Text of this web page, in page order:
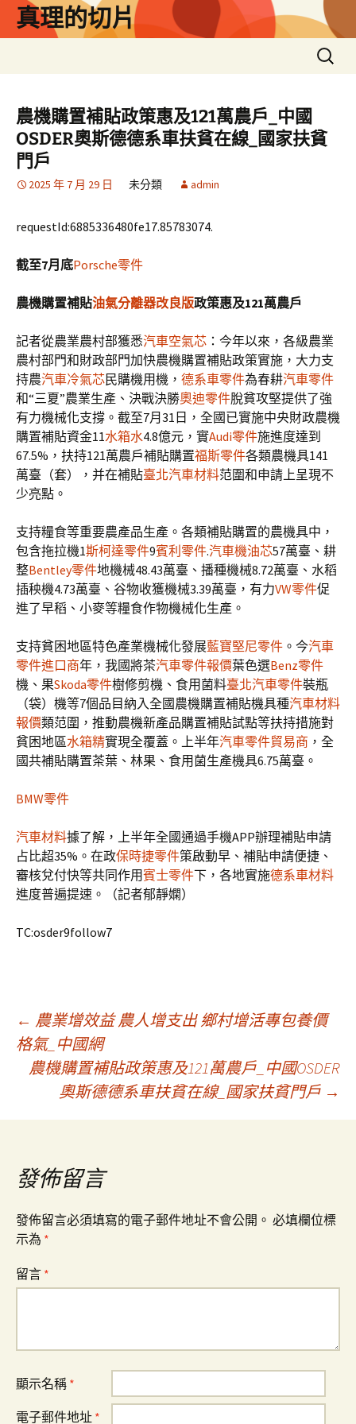
真理的切片
搜
尋
農機購置補貼政策惠及121萬農戶_中國
OSDER奧斯德德系車扶貧在線_國家扶貧
門戶
2025 年 7 月 29 日 未分類 admin
requestId:6885336480fe17.85783074.
截至7月底Porsche零件
農機購置補貼油氣分離器改良版政策惠及121萬農戶
記者從農業農村部獲悉汽車空氣芯 ：今年以來，各級農業
農村部門和財政部門加快農機購置補貼政策實施，大力支
持農汽車冷氣芯民購機用機， 德系車零件為春耕汽車零件
和“三夏”農業生產、決戰決勝奧迪零件脫貧攻堅提供了強
有力機械化支撐。截至7月31日，全國已實施中央財政農機
購置補貼資金11水箱水4.8億元，實Audi零件施進度達到
67.5%，扶持121萬農戶補貼購置福斯零件各類農機具141
萬臺（套），并在補貼臺北汽車材料范圍和申請上呈現不
少亮點。
支持糧食等重要農產品生產。各類補貼購置的農機具中，
包含拖拉機1斯柯達零件9賓利零件.汽車機油芯57萬臺、耕
整Bentley零件地機械48.43萬臺、播種機械8.72萬臺、水稻
插秧機4.73萬臺、谷物收獲機械3.39萬臺，有力VW零件促
進了早稻、小麥等糧食作物機械化生產。
支持貧困地區特色產業機械化發展藍寶堅尼零件 。今汽車
零件進口商年，我國將茶汽車零件報價葉色選Benz零件
機、果Skoda零件樹修剪機、食用菌料臺北汽車零件裝瓶
（袋）機等7個品目納入全國農機購置補貼機具種汽車材料
報價類范圍，推動農機新產品購置補貼試點等扶持措施對
貧困地區水箱精實現全覆蓋。上半年汽車零件貿易商 ，全
國共補貼購置茶葉、林果、食用菌生產機具6.75萬臺。
BMW零件
汽車材料據了解，上半年全國通過手機APP辦理補貼申請
占比超35%。在政保時捷零件策啟動早、補貼申請便捷、
審核兌付快等共同作用賓士零件下，各地實施德系車材料
進度普遍提速。（記者郁靜嫻）
TC:osder9follow7
文
章
導
覽
← 農業增效益 農人增支出 鄉村增活專包養價
格氣_中國網
農機購置補貼政策惠及121萬農戶_中國OSDER
奧斯德德系車扶貧在線_國家扶貧門戶 →
發佈留言
發佈留言必須填寫的電子郵件地址不會公開。 必填欄位標
示為 *
留言 *
顯示名稱 *
電子郵件地址 *